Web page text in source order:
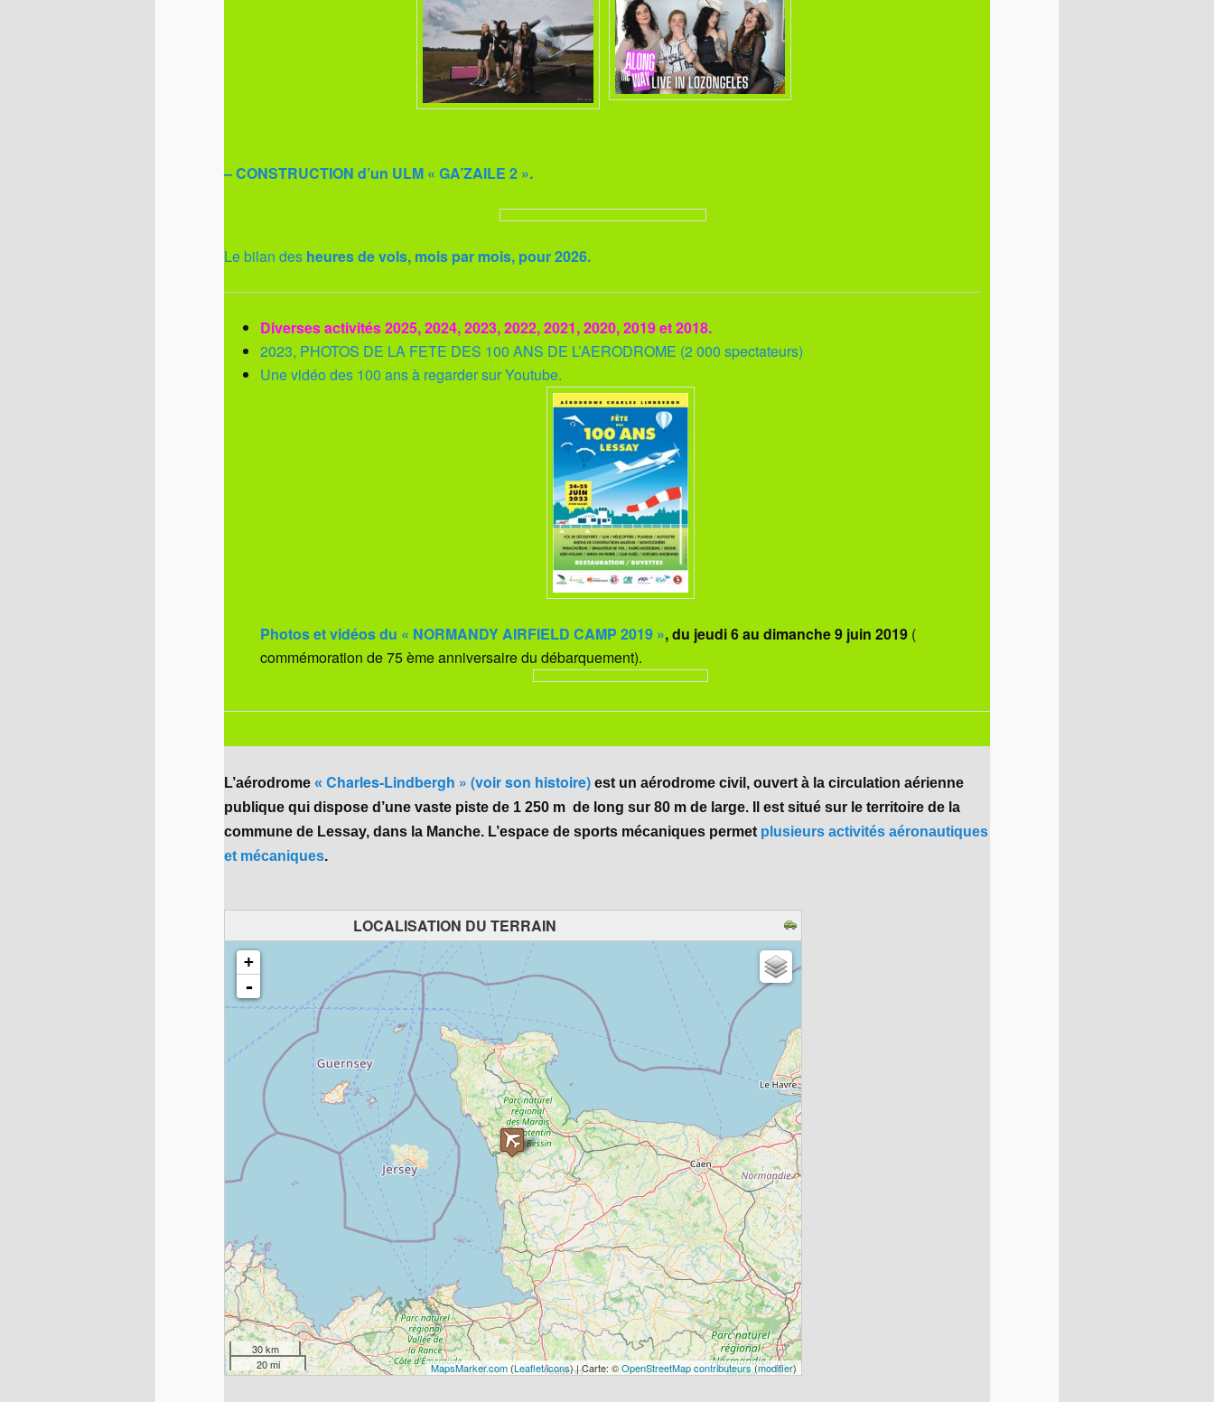
– CONSTRUCTION d’un ULM « GA’ZAILE 2 ».
Le bilan des heures de vols, mois par mois, pour 2026.
Diverses activités 2025, 2024, 2023, 2022, 2021, 2020, 2019 et 2018.
2023, PHOTOS DE LA FETE DES 100 ANS DE L’AERODROME (2 000 spectateurs)
Une vidéo des 100 ans à regarder sur Youtube.
Photos et vidéos du « NORMANDY AIRFIELD CAMP 2019 », du jeudi 6 au dimanche 9 juin 2019 (
commémoration de 75 ème anniversaire du débarquement).
L’aérodrome « Charles-Lindbergh » (voir son histoire) est un aérodrome civil, ouvert à la circulation aérienne
publique qui dispose d’une vaste piste de 1 250 m de long sur 80 m de large. Il est situé sur le territoire de la
commune de Lessay, dans la Manche. L’espace de sports mécaniques permet plusieurs activités aéronautiques
et mécaniques.
LOCALISATION DU TERRAIN
chargement de la carte - veuillez patienter...
+
-
30 km
20 mi
MapsMarker.com(Leaflet/icons) | Carte: ©OpenStreetMap contributeurs(modifier)